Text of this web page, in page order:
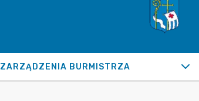
ZARZĄDZENIA BURMISTRZA